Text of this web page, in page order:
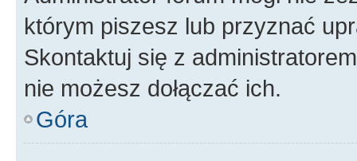
którym piszesz lub przyznać
Skontaktuj się z
nie możesz dołączać ich.
Góra